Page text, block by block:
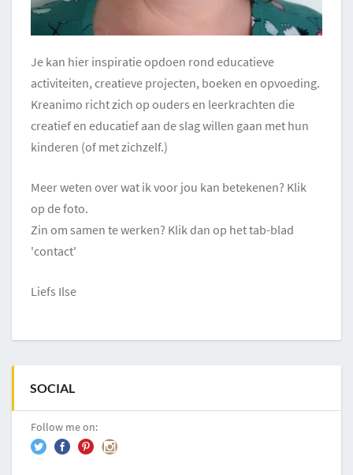
Je kan hier inspiratie opdoen rond educatieve
activiteiten, creatieve projecten, boeken en opvoeding.
Kreanimo richt zich op ouders en leerkrachten die
creatief en educatief aan de slag willen gaan met hun
kinderen (of met zichzelf.)
Meer weten over wat ik voor jou kan betekenen? Klik
op de foto.
Zin om samen te werken? Klik dan op het tab-blad
'contact'
Liefs Ilse
SOCIAL
Follow me on: